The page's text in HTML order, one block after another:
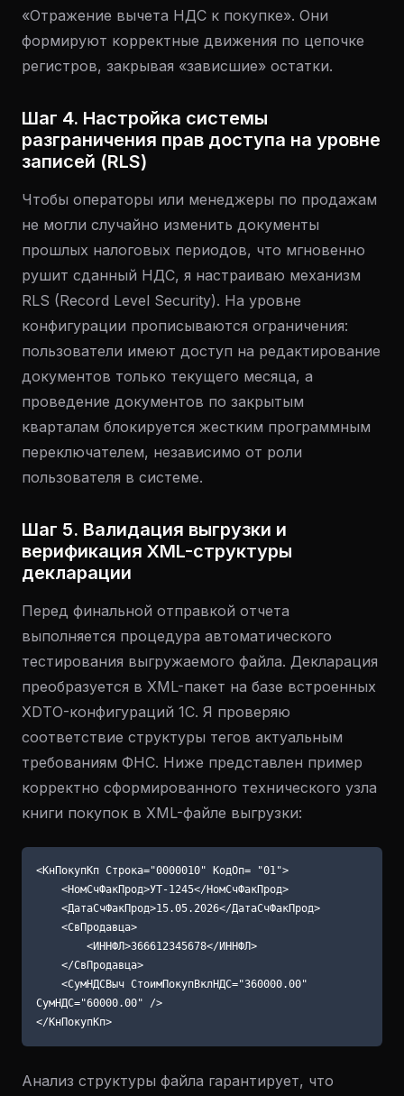
«Отражение вычета НДС к покупке». Они
формируют корректные движения по цепочке
регистров, закрывая «зависшие» остатки.
Шаг 4. Настройка системы
разграничения прав доступа на уровне
записей (RLS)
Чтобы операторы или менеджеры по продажам
не могли случайно изменить документы
прошлых налоговых периодов, что мгновенно
рушит сданный НДС, я настраиваю механизм
RLS (Record Level Security). На уровне
конфигурации прописываются ограничения:
пользователи имеют доступ на редактирование
документов только текущего месяца, а
проведение документов по закрытым
кварталам блокируется жестким программным
переключателем, независимо от роли
пользователя в системе.
Шаг 5. Валидация выгрузки и
верификация XML-структуры
декларации
Перед финальной отправкой отчета
выполняется процедура автоматического
тестирования выгружаемого файла. Декларация
преобразуется в XML-пакет на базе встроенных
XDTO-конфигураций 1С. Я проверяю
соответствие структуры тегов актуальным
требованиям ФНС. Ниже представлен пример
корректно сформированного технического узла
книги покупок в XML-файле выгрузки:
<КнПокупКп Строка="0000010" КодОп= "01">
СумНДС="60000.00" />
Анализ структуры файла гарантирует, что